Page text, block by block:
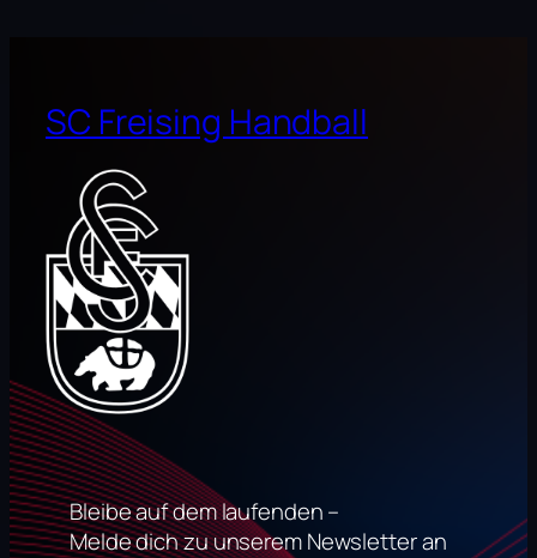
SC Freising Handball
Bleibe auf dem laufenden –
Melde dich zu unserem Newsletter an